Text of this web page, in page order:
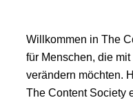
Willkommen in The
für Menschen, die
verändern möchten.
The Content Society